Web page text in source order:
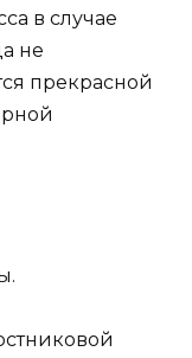
в случае
не
прекрасной